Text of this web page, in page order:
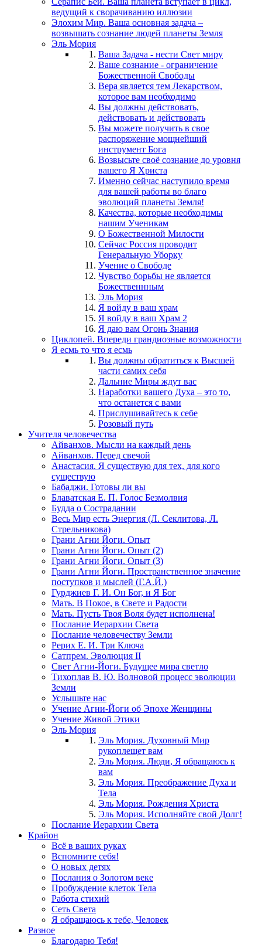
ведущий к сворачиванию иллюзии
Элохим Мир. Ваша основная задача –
возвышать сознание людей планеты Земля
Эль Мория
Ваша Задача - нести Свет миру
Ваше сознание - ограничение
Божественной Свободы
Вера является тем Лекарством,
которое вам необходимо
Вы должны действовать,
действовать и действовать
Вы можете получить в свое
распоряжение мощнейший
инструмент Бога
Возвысьте своё сознание до уровня
вашего Я Христа
Именно сейчас наступило время
для вашей работы во благо
эволюций планеты Земля!
Качества, которые необходимы
нашим Ученикам
О Божественной Милости
Сейчас Россия проводит
Генеральную Уборку
Учение о Свободе
Чувство борьбы не является
Божественнным
Эль Мория
Я войду в ваш храм
Я войду в ваш Храм 2
Я даю вам Огонь Знания
Циклопей. Впереди грандиозные возможности
Я есмь то что я есмь
Вы должны обратиться к Высшей
части самих себя
Дальние Миры ждут вас
Наработки вашего Духа – это то,
что останется с вами
Прислушивайтесь к себе
Розовый путь
Учителя человечества
Айванхов. Мысли на каждый день
Айванхов. Перед свечой
Анастасия. Я существую для тех, для кого
существую
Бабаджи. Готовы ли вы
Блаватская Е. П. Голос Безмолвия
Будда о Сострадании
Весь Мир есть Энергия (Л. Секлитова, Л.
Стрельникова)
Грани Агни Йоги. Опыт
Грани Агни Йоги. Опыт (2)
Грани Агни Йоги. Опыт (3)
Грани Агни Йоги. Пространственное значение
поступков и мыслей (Г.А.Й.)
Гурджиев Г. И. Он Бог, и Я Бог
Мать. В Покое, в Свете и Радости
Мать. Пусть Твоя Воля будет исполнена!
Послание Иерархии Света
Послание человечеству Земли
Рерих Е. И. Три Ключа
Сатпрем. Эволюция II
Свет Агни-Йоги. Будущее мира светло
Тихоплав В. Ю. Волновой процесс эволюции
Земли
Услышьте нас
Учение Агни-Йоги об Эпохе Женщины
Учение Живой Этики
Эль Мория
Эль Мория. Духовный Мир
рукоплещет вам
Эль Мория. Люди, Я обращаюсь к
вам
Эль Мория. Преображение Духа и
Тела
Эль Мория. Рождения Христа
Эль Мория. Исполняйте свой Долг!
Послание Иерархии Света
Крайон
Всё в ваших руках
Вспомните себя!
О новых детях
Послания о Золотом веке
Пробуждение клеток Тела
Работа стихий
Сеть Света
Я обращаюсь к тебе, Человек
Разное
Благодарю Тебя!